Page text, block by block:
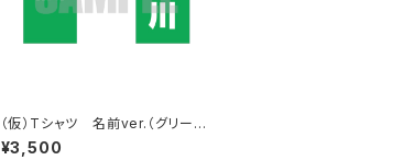
（仮）Tシャツ 名前ver.（グリー
ン）
¥3,500